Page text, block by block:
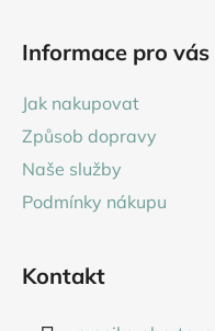
Informace pro vás
Jak nakupovat
Způsob dopravy
Naše služby
Podmínky nákupu
Kontakt